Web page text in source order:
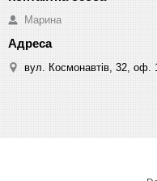
Марина
вул. Космонавтів, 32, оф.